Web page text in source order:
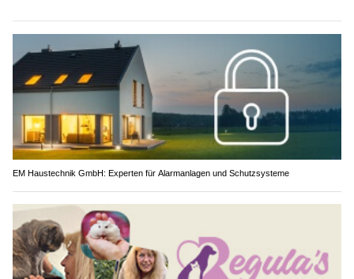
EM Haustechnik GmbH: Experten für Alarmanlagen und Schutzsysteme